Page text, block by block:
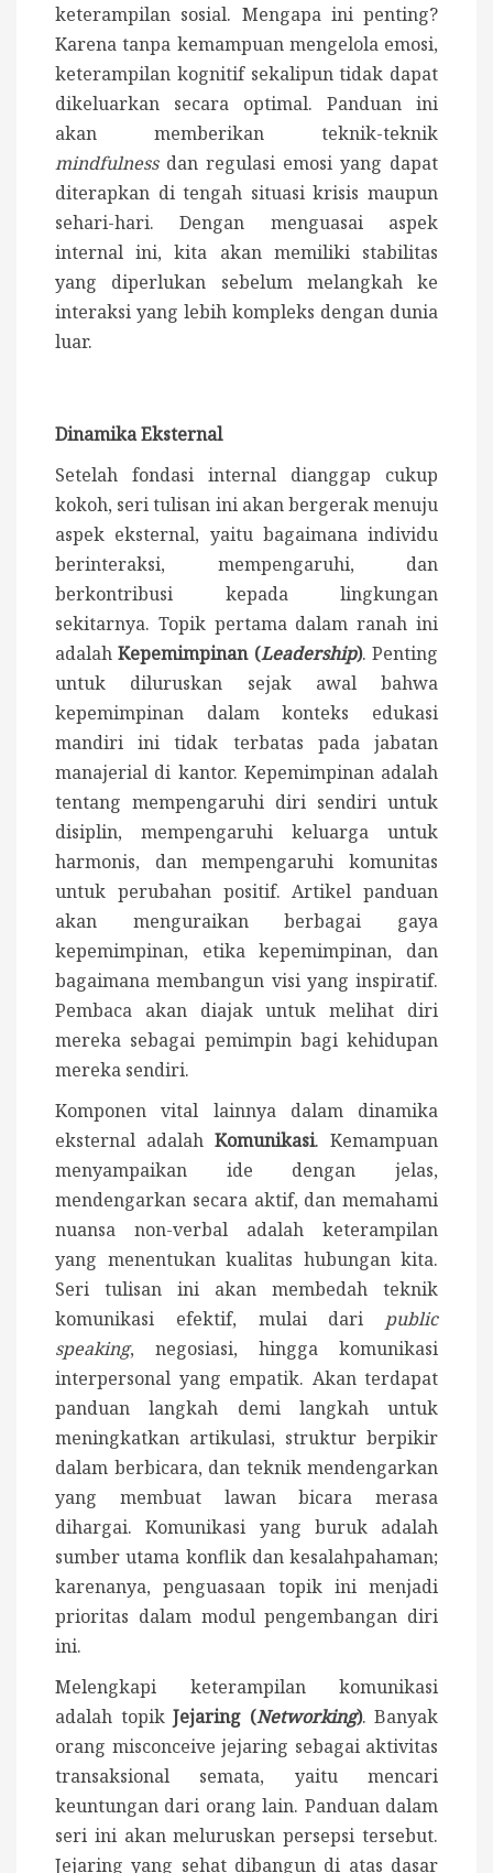
keterampilan sosial. Mengapa ini penting?
Karena tanpa kemampuan mengelola emosi,
keterampilan kognitif sekalipun tidak dapat
dikeluarkan secara optimal. Panduan ini
akan memberikan teknik-teknik
mindfulnessdan regulasi emosi yang dapat
diterapkan di tengah situasi krisis maupun
sehari-hari. Dengan menguasai aspek
internal ini, kita akan memiliki stabilitas
yang diperlukan sebelum melangkah ke
interaksi yang lebih kompleks dengan dunia
luar.
Dinamika Eksternal
Setelah fondasi internal dianggap cukup
kokoh, seri tulisan ini akan bergerak menuju
aspek eksternal, yaitu bagaimana individu
berinteraksi, mempengaruhi, dan
berkontribusi kepada lingkungan
sekitarnya. Topik pertama dalam ranah ini
adalahKepemimpinan (Leadership). Penting
untuk diluruskan sejak awal bahwa
kepemimpinan dalam konteks edukasi
mandiri ini tidak terbatas pada jabatan
manajerial di kantor. Kepemimpinan adalah
tentang mempengaruhi diri sendiri untuk
disiplin, mempengaruhi keluarga untuk
harmonis, dan mempengaruhi komunitas
untuk perubahan positif. Artikel panduan
akan menguraikan berbagai gaya
kepemimpinan, etika kepemimpinan, dan
bagaimana membangun visi yang inspiratif.
Pembaca akan diajak untuk melihat diri
mereka sebagai pemimpin bagi kehidupan
mereka sendiri.
Komponen vital lainnya dalam dinamika
eksternal adalah Komunikasi. Kemampuan
menyampaikan ide dengan jelas,
mendengarkan secara aktif, dan memahami
nuansa non-verbal adalah keterampilan
yang menentukan kualitas hubungan kita.
Seri tulisan ini akan membedah teknik
komunikasi efektif, mulai dari public
speaking, negosiasi, hingga komunikasi
interpersonal yang empatik. Akan terdapat
panduan langkah demi langkah untuk
meningkatkan artikulasi, struktur berpikir
dalam berbicara, dan teknik mendengarkan
yang membuat lawan bicara merasa
dihargai. Komunikasi yang buruk adalah
sumber utama konflik dan kesalahpahaman;
karenanya, penguasaan topik ini menjadi
prioritas dalam modul pengembangan diri
ini.
Melengkapi keterampilan komunikasi
adalah topik Jejaring (Networking). Banyak
orang misconceive jejaring sebagai aktivitas
transaksional semata, yaitu mencari
keuntungan dari orang lain. Panduan dalam
seri ini akan meluruskan persepsi tersebut.
Jejaring yang sehat dibangun di atas dasar